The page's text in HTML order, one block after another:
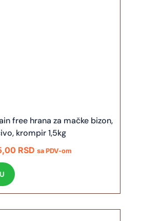
free hrana za mačke bizon,
krompir 1,5kg
RSD sa PDV-om